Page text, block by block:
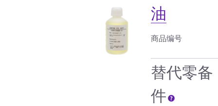
油
商品编号
替代零备
件